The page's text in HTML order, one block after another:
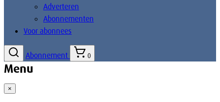
Adverteren
Abonnementen
Voor abonnees
Abonnement 0
Menu
×